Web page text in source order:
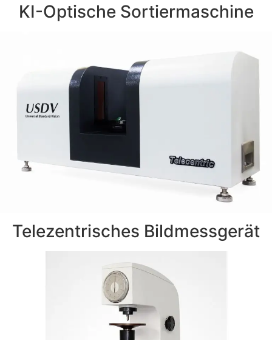
KI-Optische Sortiermaschine
Telezentrisches Bildmessgerät